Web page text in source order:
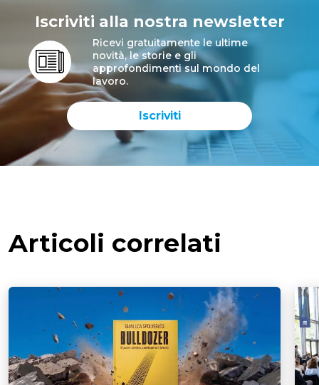
Iscriviti alla nostra newsletter
Ricevi gratuitamente le ultime
novità, le storie e gli
approfondimenti sul mondo del
lavoro.
Iscriviti
Articoli correlati